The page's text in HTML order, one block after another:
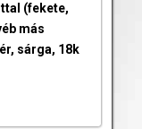
(fekete,
más
sárga, 18k